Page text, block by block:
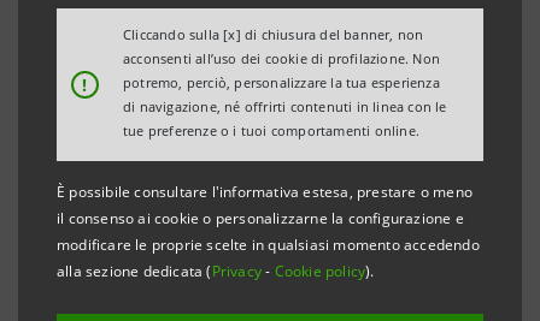
!
Cliccando sulla [x] di chiusura del banner, non
acconsenti all’uso dei cookie di profilazione. Non
potremo, perciò, personalizzare la tua esperienza
di navigazione, né offrirti contenuti in linea con le
tue preferenze o i tuoi comportamenti online.
È possibile consultare l'informativa estesa, prestare o meno
il consenso ai cookie o personalizzarne la configurazione e
modificare le proprie scelte in qualsiasi momento accedendo
alla sezione dedicata (Privacy- Cookie policy).
Quarta edizione del tour promosso da Intesa
Sanpaolo, quest’anno in collaborazione con
Ciclo di webinar destinato alle aziende italiane
clienti accompagnate da Intesa Sanpaolo nei
mercati di Cina-Hong Kong, Croazia, Serbia e